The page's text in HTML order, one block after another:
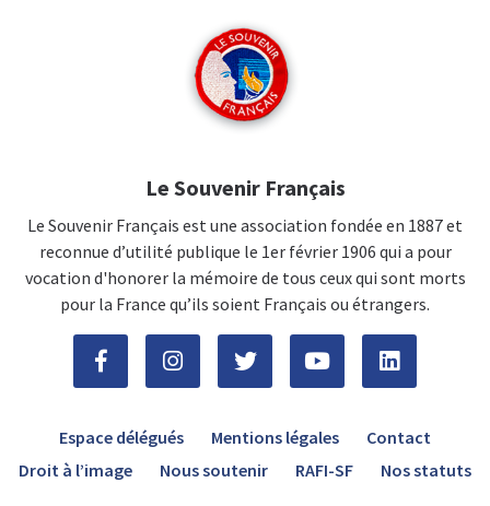
Le Souvenir Français
Le Souvenir Français est une association fondée en 1887 et
reconnue d’utilité publique le 1er février 1906 qui a pour
vocation d'honorer la mémoire de tous ceux qui sont morts
pour la France qu’ils soient Français ou étrangers.
Espace délégués Mentions légales
Contact
Droit à l’image
Nous soutenir RAFI-SF Nos statuts